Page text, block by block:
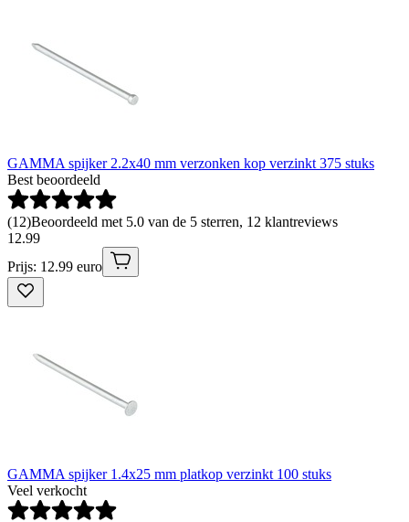
GAMMA spijker 2.2x40 mm verzonken kop verzinkt 375 stuks
Best beoordeeld
(12)Beoordeeld met 5.0 van de 5 sterren, 12 klantreviews
12.99
Prijs: 12.99 euro
GAMMA spijker 1.4x25 mm platkop verzinkt 100 stuks
Veel verkocht